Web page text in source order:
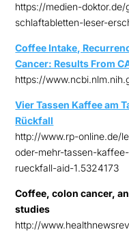
https://medien-
schlaftabletten-leser-
Coffee Intake,
Cancer: Results From
https://
Vier Tassen Kaffee am
Rückfall
http://www.rp-online.de/
oder-mehr-tassen-
rueckfall-aid-1.5324173
Coffee, colon cancer,
studies
http://